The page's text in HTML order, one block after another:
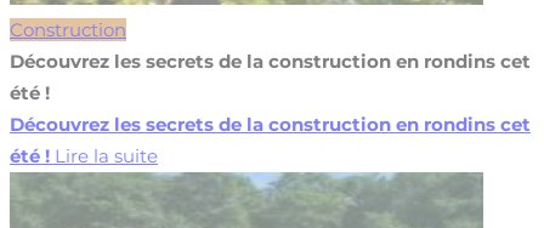
Construction
Découvrez les secrets de la construction en rondins cet
été !
Découvrez les secrets de la construction en rondins cet
été ! Lire la suite